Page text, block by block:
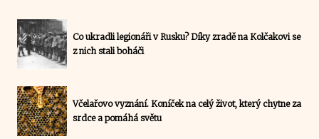
Co ukradli legionáři v Rusku? Díky zradě na Kolčakovi se
z nich stali boháči
Včelařovo vyznání. Koníček na celý život, který chytne za
srdce a pomáhá světu